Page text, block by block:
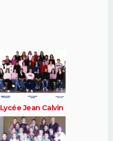
Lycée Jean Calvin